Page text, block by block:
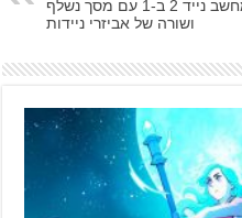
מחשב נייד 2 ב-1 עם מסך נשלף
ושורה של אביזרי ניידות